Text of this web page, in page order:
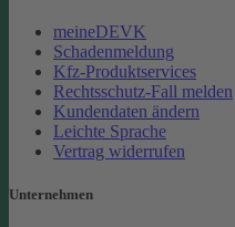
meineDEVK
Schadenmeldung
Kfz-Produktservices
Rechtsschutz-Fall melden
Kundendaten ändern
Leichte Sprache
Vertrag widerrufen
Unternehmen